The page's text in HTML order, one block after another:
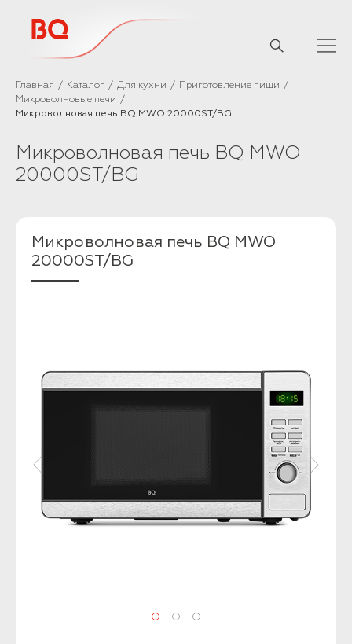
Главная Каталог Для кухни
Приготовление пищи
Микроволновые печи
Микроволновая печь BQ MWO 20000ST/BG
Микроволновая печь BQ MWO
20000ST/BG
Микроволновая печь BQ MWO
20000ST/BG